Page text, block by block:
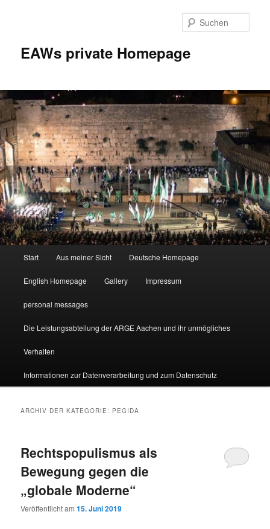
EAWs private Homepage
Start Aus meiner Sicht Deutsche Homepage
English Homepage Gallery Impressum
personal messages
Die Leistungsabteilung der ARGE Aachen und ihr unmögliches
Verhalten
Informationen zur Datenverarbeitung und zum Datenschutz
ARCHIV DER KATEGORIE: PEGIDA
Rechtspopulismus als
Bewegung gegen die
„globale Moderne“
Veröffentlicht am15. Juni 2019